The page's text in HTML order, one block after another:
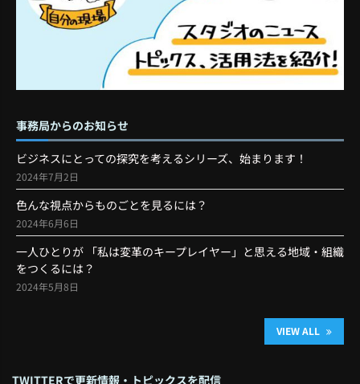
事務局からのお知らせ
ビジネスにとっての探究を考えるシリーズ、始まります！
2024年7月2日
色んな視点からものごとを見るには？
2024年6月6日
一人ひとりが 「私は変革のキープレイヤー」と思える地域・組織
をつくるには？
2024年5月8日
VIEW ALL
TWITTERで更新情報・トピックスを配信